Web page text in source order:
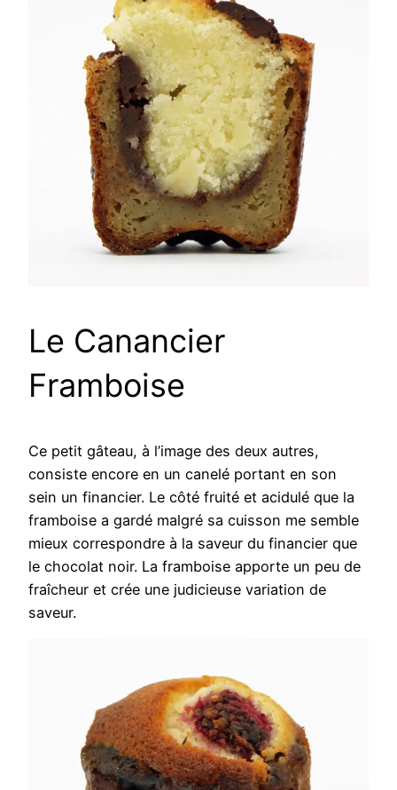
Le Canancier
Framboise
Ce petit gâteau, à l’image des deux autres,
consiste encore en un canelé portant en son
sein un financier. Le côté fruité et acidulé que la
framboise a gardé malgré sa cuisson me semble
mieux correspondre à la saveur du financier que
le chocolat noir. La framboise apporte un peu de
fraîcheur et crée une judicieuse variation de
saveur.